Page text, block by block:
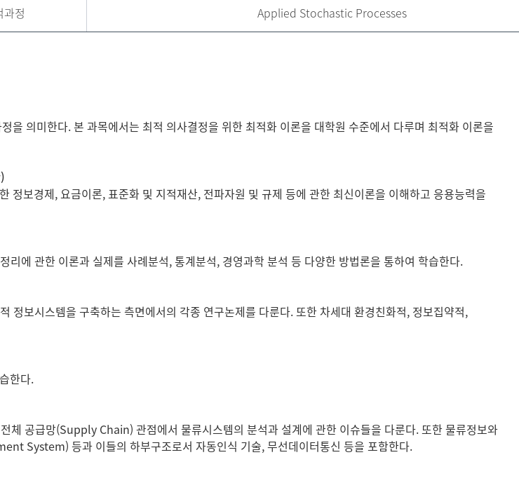
과정 Applied Stochastic Processes
의미한다. 본 과목에서는 최적 의사결정을 위한 최적화 이론을 대학원 수준에서 다루며 최적화 이론을
보경제, 요금이론, 표준화 및 지적재산, 전파자원 및 규제 등에 관한 최신이론을 이해하고 응용능력을
에 관한 이론과 실제를 사례분석, 통계분석, 경영과학 분석 등 다양한 방법론을 통하여 학습한다.
정보시스템을 구축하는 측면에서의 각종 연구논제를 다룬다. 또한 차세대 환경친화적, 정보집약적,
한다.
체 공급망(Supply Chain) 관점에서 물류시스템의 분석과 설계에 관한 이슈들을 다룬다. 또한 물류정보와
등과 이들의 하부구조로서 자동인식 기술, 무선데이터통신 등을 포함한다.